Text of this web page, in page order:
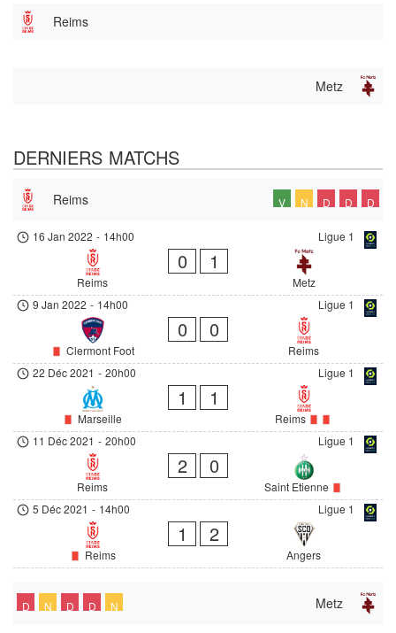
Reims
Metz
DERNIERS MATCHS
Reims V N D D D
Ligue 1
16 Jan 2022 - 14h00
Reims
0 1
Metz
Ligue 1
9 Jan 2022 - 14h00
Clermont Foot
0 0
Reims
Ligue 1
22 Déc 2021 - 20h00
Marseille
1 1
Reims
Ligue 1
11 Déc 2021 - 20h00
Reims
2 0
Saint Etienne
Ligue 1
5 Déc 2021 - 14h00
Reims
1 2
Angers
Metz
D N D D N